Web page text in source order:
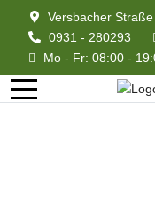
Versbacher
0931 - 280293
Mo - Fr: 08:00 -